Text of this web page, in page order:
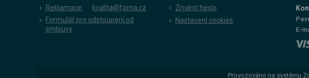
Reklamace:
kvalita@foma.cz
Formulář pro odstoupení od
smlouvy
Změnit heslo
Nastavení cookies
E-
Provozováno na systému